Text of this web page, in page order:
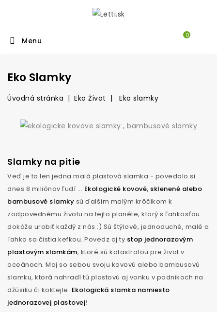
0
Menu
Eko Slamky
Úvodná stránka Eko Život Eko slamky
Slamky na pitie
Veď je to len jedna malá plastová slamka - povedalo si
dnes 8 miliónov ľudí ... Ekologické kovové, sklenené alebo
bambusové slamky sú ďalším malým krôčikom k
zodpovednému životu na tejto planéte, ktorý s ľahkosťou
dokáže urobiť každý z nás :) Sú štýlové, jednoduché, malé a
ľahko sa čistia kefkou. Povedz aj ty stop jednorazovým
plastovým slamkám, ktoré sú katastrofou pre život v
oceánoch. Maj so sebou svoju kovovú alebo bambusovú
slamku, ktorá nahradí tú plastovú aj vonku v podnikoch na
džúsiku či koktejle. Ekologická slamka namiesto
jednorazovej plastovej!